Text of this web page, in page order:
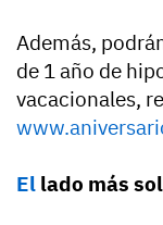
Además,
de 1 año de
vacacionales,
El lado más